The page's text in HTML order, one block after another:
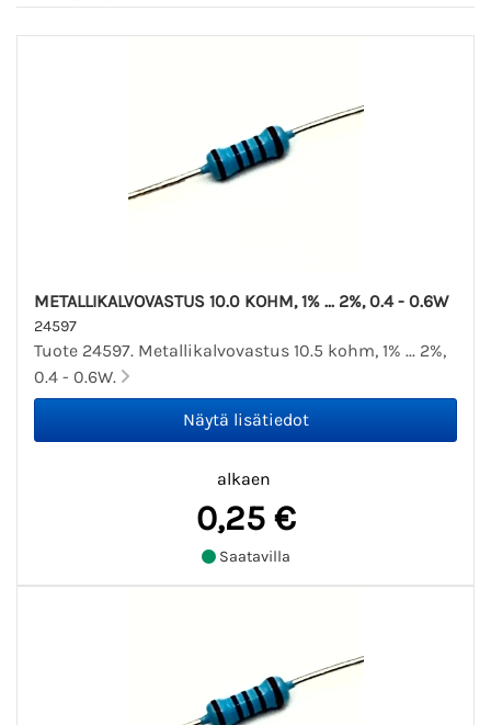
METALLIKALVOVASTUS 10.0 KOHM, 1% ... 2%, 0.4 - 0.6W
24597
Tuote 24597. Metallikalvovastus 10.5 kohm, 1% ... 2%,
0.4 - 0.6W.
alkaen
0,25 €
Saatavilla